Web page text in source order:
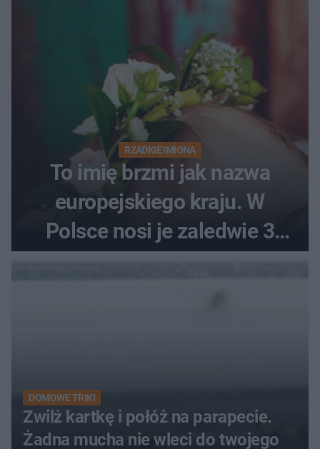
RZADKIE IMIONA
To imię brzmi jak nazwa
europejskiego kraju. W
Polsce nosi je zaledwie 3
kobiety
DOMOWE TRIKI
Zwilż kartkę i połóż na parapecie.
Żadna mucha nie wleci do twojego